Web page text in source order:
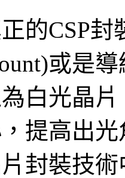
的CSP
或是
白光晶
提高出
封裝技